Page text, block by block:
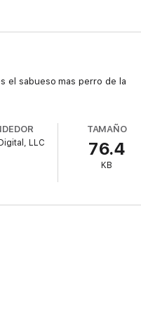
el sabueso mas perro de la
LLC
TAMAÑO
76.4
KB